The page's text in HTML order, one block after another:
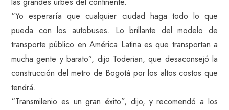
“Yo esperaría que cualquier ciudad haga todo lo que
pueda con los autobuses. Lo brillante del modelo de
transporte público en América Latina es que transportan a
mucha gente y barato”, dijo Toderian, que desaconsejó la
construcción del metro de Bogotá por los altos costos que
tendrá.
“Transmilenio es un gran éxito”, dijo, y recomendó a los